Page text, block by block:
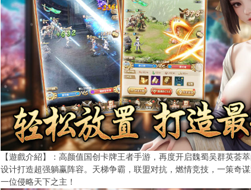
【遊戲介紹】：高颜值国创卡牌王者手游，再度开启魏蜀吴群英
设计打造超强躺赢阵容。天梯争霸，联盟对抗，燃情竞技，一策奇
一位侵略天下之主！